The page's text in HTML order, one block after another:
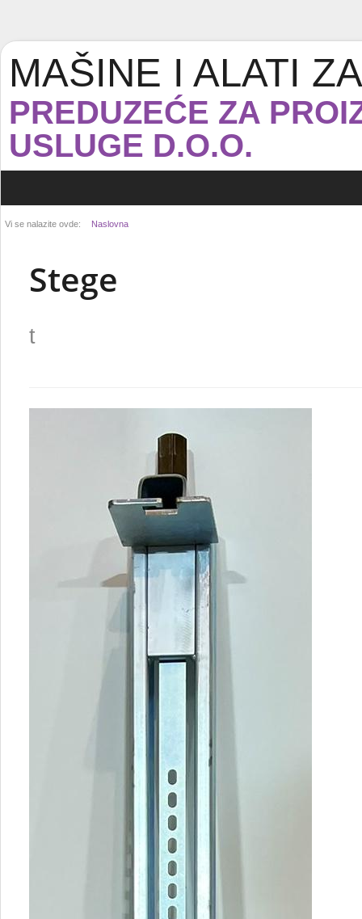
MAŠINE I ALATI
PREDUZEĆE ZA
USLUGE D.O.O.
Vi se nalazite ovde: Naslovna
Stege
t